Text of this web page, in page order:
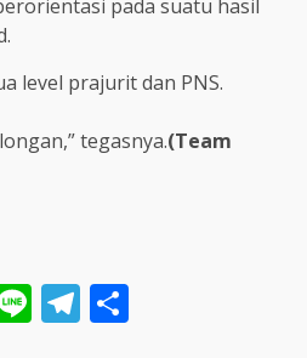
pada suatu hasil
level prajurit dan PNS.
tegasnya.(Team
LineTelegram